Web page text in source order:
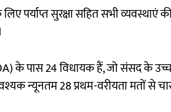
पर्याप्त सुरक्षा सहित सभी व्यवस्थाएं
के पास 24 विधायक हैं, जो संसद के
न्यूनतम 28 प्रथम-वरीयता मतों से